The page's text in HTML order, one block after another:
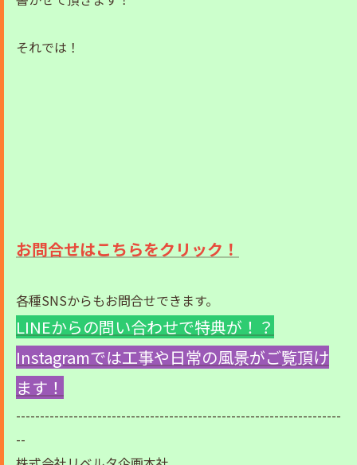
それでは！
お問合せはこちらをクリック！
各種SNSからもお問合せできます。
LINEからの問い合わせで特典が！？
Instagramでは工事や日常の風景がご覧頂け
ます！
--------------------------------------------------------------------
--